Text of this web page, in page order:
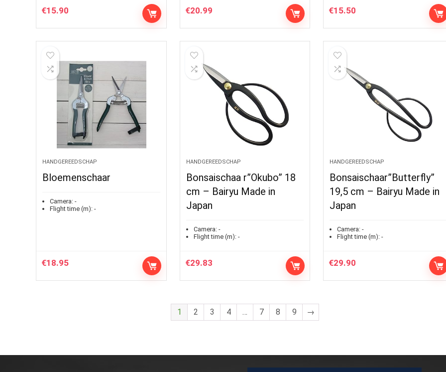
€15.90 €20.99 €15.50
HANDGEREEDSCHAP
Bloemenschaar
Camera: -
Flight time (m): -
€18.95
HANDGEREEDSCHAP
Bonsaischaa r”Okubo” 18
cm – Bairyu Made in
Japan
Camera:-
Flight time (m):-
€29.83
HANDGEREEDSCHAP
Bonsaischaar”Butterfly”
19,5 cm – Bairyu Made in
Japan
Camera: -
Flight time (m): -
€29.90
1 2 3 4 … 7 8 9 →